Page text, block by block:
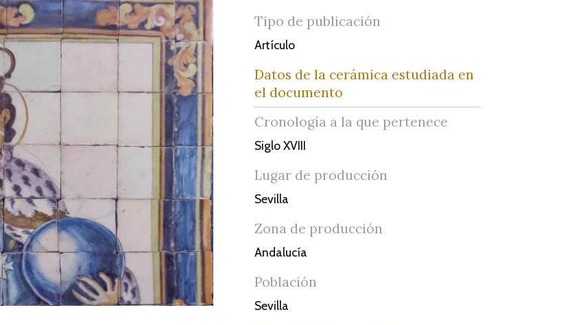
Tipo de publicación
Artículo
Datos de la cerámica estudiada en
el documento
Cronología a la que pertenece
Siglo XVIII
Lugar de producción
Sevilla
Zona de producción
Andalucía
Población
Sevilla